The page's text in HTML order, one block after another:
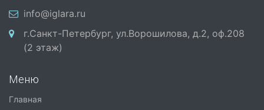
info@iglara.ru
г.Санкт-Петербург, ул.Ворошилова, д.2, оф.208
(2 этаж)
Меню
Главная